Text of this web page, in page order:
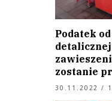
Podatek
detalicznej
zostanie
30.11.2022 /